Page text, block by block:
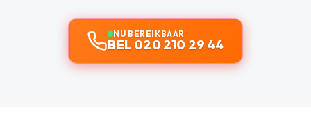
NU BEREIKBAAR
BEL 020 210 29 44